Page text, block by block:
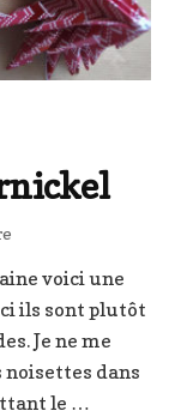
2019
:
Pumpernickel
voici une
ils sont plutôt
Je ne me
noisettes dans
le …